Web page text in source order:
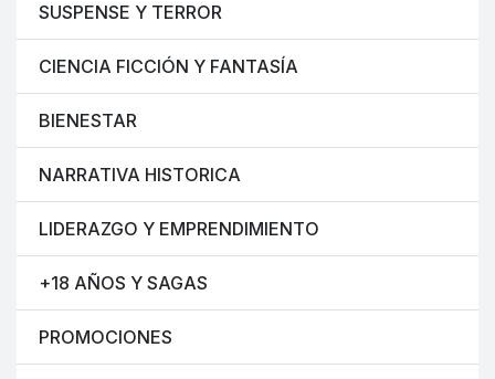
SUSPENSE Y TERROR
CIENCIA FICCIÓN Y FANTASÍA
BIENESTAR
NARRATIVA HISTORICA
LIDERAZGO Y EMPRENDIMIENTO
+18 AÑOS Y SAGAS
PROMOCIONES